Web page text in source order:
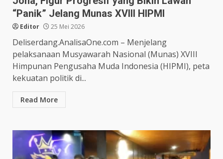
“Panik” Jelang Munas XVIII HIPMI
Editor 25 Mei 2026
Deliserdang.AnalisaOne.com – Menjelang
pelaksanaan Musyawarah Nasional (Munas) XVIII
Himpunan Pengusaha Muda Indonesia (HIPMI), peta
kekuatan politik di...
Read More